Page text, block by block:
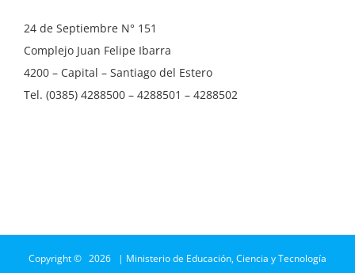
24 de Septiembre N° 151
Complejo Juan Felipe Ibarra
4200 – Capital – Santiago del Estero
Tel. (0385) 4288500 – 4288501 – 4288502
Copyright © 2026 | Ministerio de Educación, Ciencia y Tecnología